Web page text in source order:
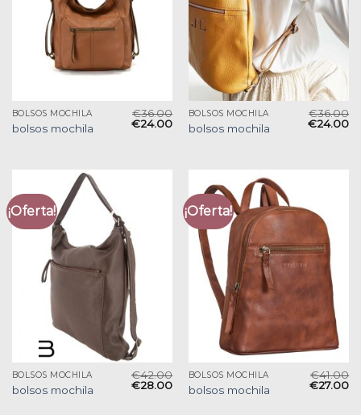
BOLSOS MOCHILA
bolsos mochila
€36.00
€24.00
BOLSOS MOCHILA
bolsos mochila
€36.00
€24.00
¡Oferta!
BOLSOS MOCHILA
bolsos mochila
€42.00
€28.00
¡Oferta!
BOLSOS MOCHILA
bolsos mochila
€41.00
€27.00